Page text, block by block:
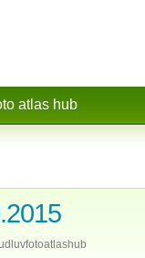
atlas hub